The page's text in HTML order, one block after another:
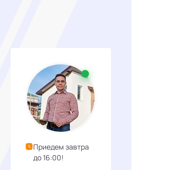
Приедем завтра
до 16:00!